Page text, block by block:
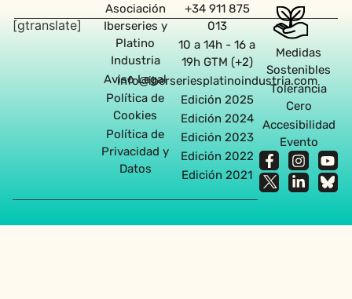
[gtranslate]
Asociación
Iberseries y
Platino
Industria
Aviso Legal
Política de
Cookies
Política de
Privacidad y
Datos
+34 911 875
013
10 a 14h - 16 a
19h GTM (+2)
info@iberseriesplatinoindustria.com
Edición 2025
Edición 2024
Edición 2023
Edición 2022
Edición 2021
Medidas
Sostenibles
Tolerancia
Cero
Accesibilidad
Evento